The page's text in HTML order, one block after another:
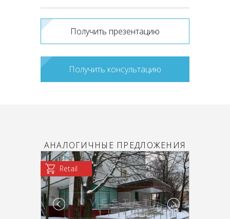
Получить презентацию
Получить консультацию
АНАЛОГИЧНЫЕ ПРЕДЛОЖЕНИЯ
Retail